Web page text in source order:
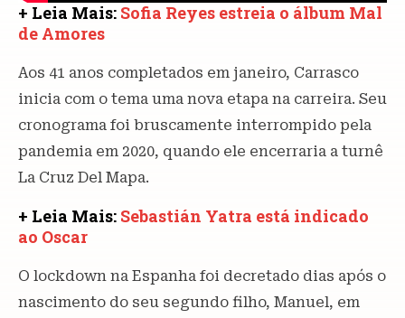
+ Leia Mais: Sofia Reyes estreia o álbum Mal
de Amores
Aos 41 anos completados em janeiro, Carrasco
inicia com o tema uma nova etapa na carreira. Seu
cronograma foi bruscamente interrompido pela
pandemia em 2020, quando ele encerraria a turnê
La Cruz Del Mapa.
+ Leia Mais: Sebastián Yatra está indicado
ao Oscar
O lockdown na Espanha foi decretado dias após o
nascimento do seu segundo filho, Manuel, em